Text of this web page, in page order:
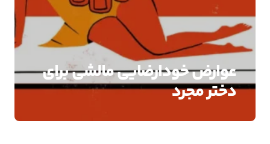
عوارض خودارضايي مالشی براي
دختر مجرد